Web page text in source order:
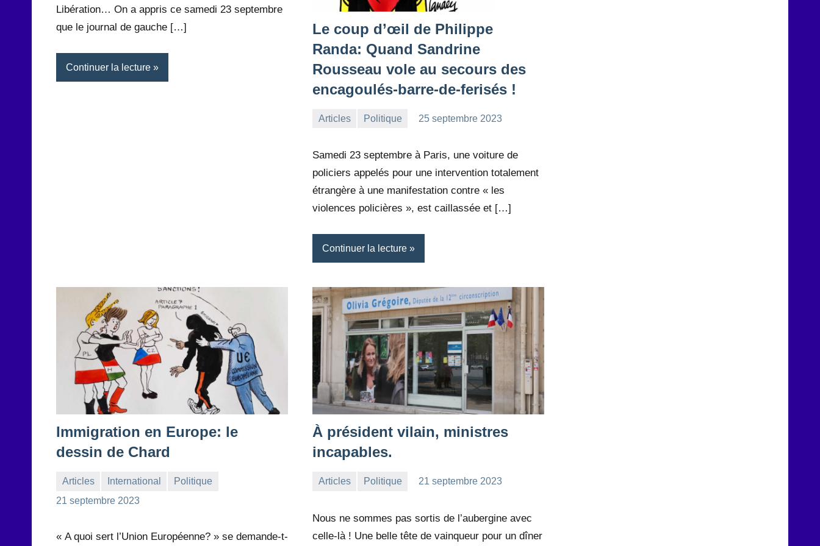
Libération… On a appris ce samedi 23 septembre
que le journal de gauche […]
Continuer la lecture
Le coup d’œil de Philippe
Randa: Quand Sandrine
Rousseau vole au secours des
encagoulés-barre-de-ferisés !
Articles Politique
25 septembre 2023
Samedi 23 septembre à Paris, une voiture de
policiers appelés pour une intervention totalement
étrangère à une manifestation contre « les
violences policières », est caillassée et […]
Continuer la lecture
Immigration en Europe: le
dessin de Chard
Articles International
Politique
21 septembre 2023
la
Aucun
« A quoi sert l’Union Européenne? » se demande-t-
À président vilain, ministres
incapables.
Articles Politique
21 septembre 2023
Nous ne sommes pas sortis de l’aubergine avec
celle-là ! Une belle tête de vainqueur pour un dîner